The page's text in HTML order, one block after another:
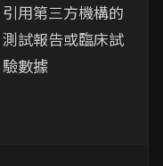
引用第三方機構的
測試報告或臨床試
驗數據